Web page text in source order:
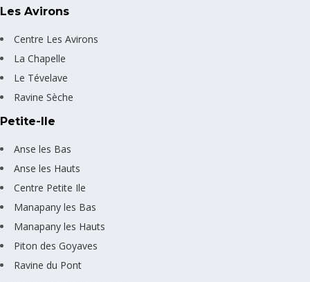
Les Avirons
Centre Les Avirons
La Chapelle
Le Tévelave
Ravine Sèche
Petite-Ile
Anse les Bas
Anse les Hauts
Centre Petite Ile
Manapany les Bas
Manapany les Hauts
Piton des Goyaves
Ravine du Pont